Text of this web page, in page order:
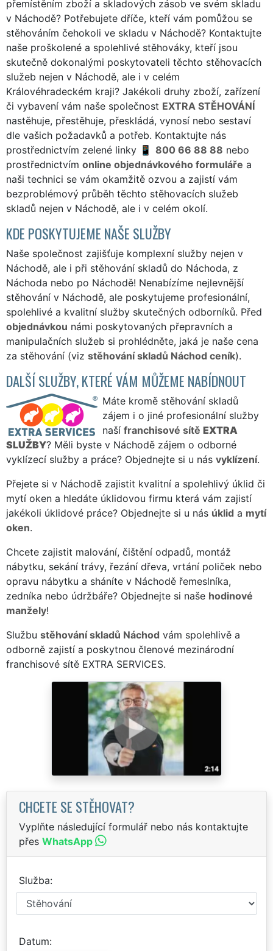
přemístěním zboží a skladových zásob ve svém skladu
v Náchodě? Potřebujete dříče, kteří vám pomůžou se
stěhováním čehokoli ve skladu v Náchodě? Kontaktujte
naše proškolené a spolehlivé stěhováky, kteří jsou
skutečně dokonalými poskytovateli těchto stěhovacích
služeb nejen v Náchodě, ale i v celém
Královéhradeckém kraji? Jakékoli druhy zboží, zařízení
či vybavení vám naše společnost EXTRA STĚHOVÁNÍ
nastěhuje, přestěhuje, přeskládá, vynosí nebo sestaví
dle vašich požadavků a potřeb. Kontaktujte nás
prostřednictvím zelené linky
800 66 88 88 nebo
prostřednictvím online objednávkového formuláře a
naši technici se vám okamžitě ozvou a zajistí vám
bezproblémový průběh těchto stěhovacích služeb
skladů nejen v Náchodě, ale i v celém okolí.
KDE POSKYTUJEME NAŠE SLUŽBY
Naše společnost zajišťuje komplexní služby nejen v
Náchodě, ale i při stěhování skladů do Náchoda, z
Náchoda nebo po Náchodě! Nenabízíme nejlevnější
stěhování v Náchodě, ale poskytujeme profesionální,
spolehlivé a kvalitní služby skutečných odborníků. Před
objednávkou námi poskytovaných přepravních a
manipulačních služeb si prohlédněte, jaká je naše cena
za stěhování (viz stěhování skladů Náchod ceník).
DALŠÍ SLUŽBY, KTERÉ VÁM MŮŽEME NABÍDNOUT
Máte kromě stěhování skladů
zájem i o jiné profesionální služby
naší franchisové sítě EXTRA
SLUŽBY? Měli byste v Náchodě zájem o odborné
vyklízecí služby a práce? Objednejte si u nás vyklízení.
Přejete si v Náchodě zajistit kvalitní a spolehlivý úklid či
mytí oken a hledáte úklidovou firmu která vám zajistí
jakékoli úklidové práce? Objednejte si u nás úklid a mytí
oken.
Chcete zajistit malování, čištění odpadů, montáž
nábytku, sekání trávy, řezání dřeva, vrtání poliček nebo
opravu nábytku a sháníte v Náchodě řemeslníka,
zedníka nebo údržbáře? Objednejte si naše hodinové
manžely!
Službu stěhování skladů Náchod vám spolehlivě a
odborně zajistí a poskytnou členové mezinárodní
franchisové sítě EXTRA SERVICES.
CHCETE SE STĚHOVAT?
Vyplňte následující formulář nebo nás kontaktujte
přes WhatsApp
Služba
Datum